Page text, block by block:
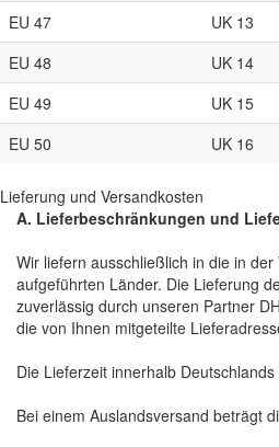
EU 47
UK 13
EU 48
UK 14
EU 49
UK 15
EU 50
UK 16
Lieferung und Versandkosten
A. Lieferbeschränkungen und
Wir liefern ausschließlich in die in
aufgeführten Länder. Die Lieferung
zuverlässig durch unseren Partner
die von Ihnen mitgeteilte
Die Lieferzeit innerhalb
Bei einem Auslandsversand beträgt